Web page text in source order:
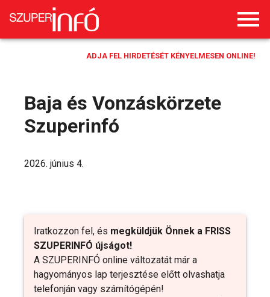
ADJA FEL HIRDETÉSÉT KÉNYELMESEN ONLINE!
Baja és Vonzáskörzete
Szuperinfó
Iratkozzon fel, és megküldjük Önnek a FRISS
SZUPERINFÓ újságot!
A SZUPERINFÓ online változatát már a
hagyományos lap terjesztése előtt olvashatja
telefonján vagy számítógépén!
2026. június 4.